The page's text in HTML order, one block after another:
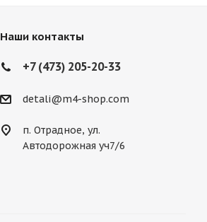
Наши контакты
+7 (473) 205-20-33
detali@m4-shop.com
п. Отрадное, ул.
Автодорожная уч7/6